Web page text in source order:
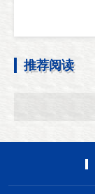
推荐阅读